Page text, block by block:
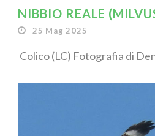
NIBBIO REALE
25 Mag 2025
Colico (LC) Fotografia di